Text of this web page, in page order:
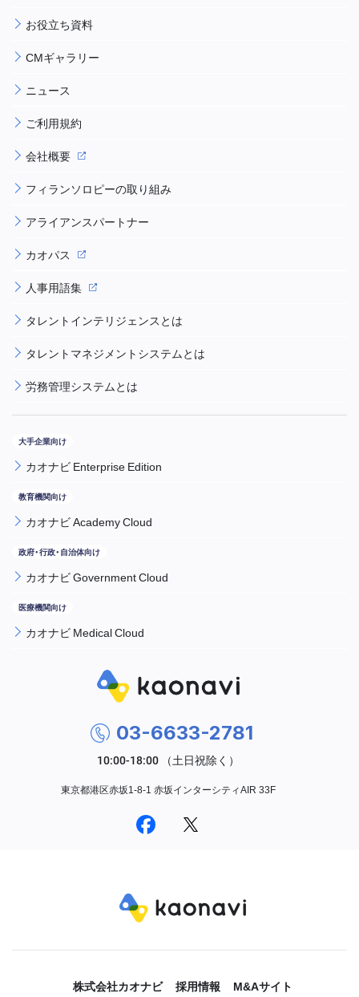
お役立ち資料
CMギャラリー
ニュース
ご利用規約
会社概要
フィランソロピーの取り組み
アライアンスパートナー
カオパス
人事用語集
タレントインテリジェンスとは
タレントマネジメントシステムとは
労務管理システムとは
カオナビ Enterprise Edition
カオナビ Academy Cloud
カオナビ Government Cloud
カオナビ Medical Cloud
03-6633-2781
東京都港区赤坂1-8-1 赤坂インターシティAIR 33F
株式会社カオナビ 採用情報 M&Aサイト